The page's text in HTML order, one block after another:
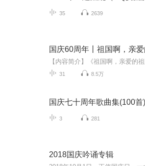
35 2639
国庆60周年丨祖国啊，亲爱
31 8.5万
国庆七十周年歌曲集(100首)
3 281
2018国庆吟诵专辑